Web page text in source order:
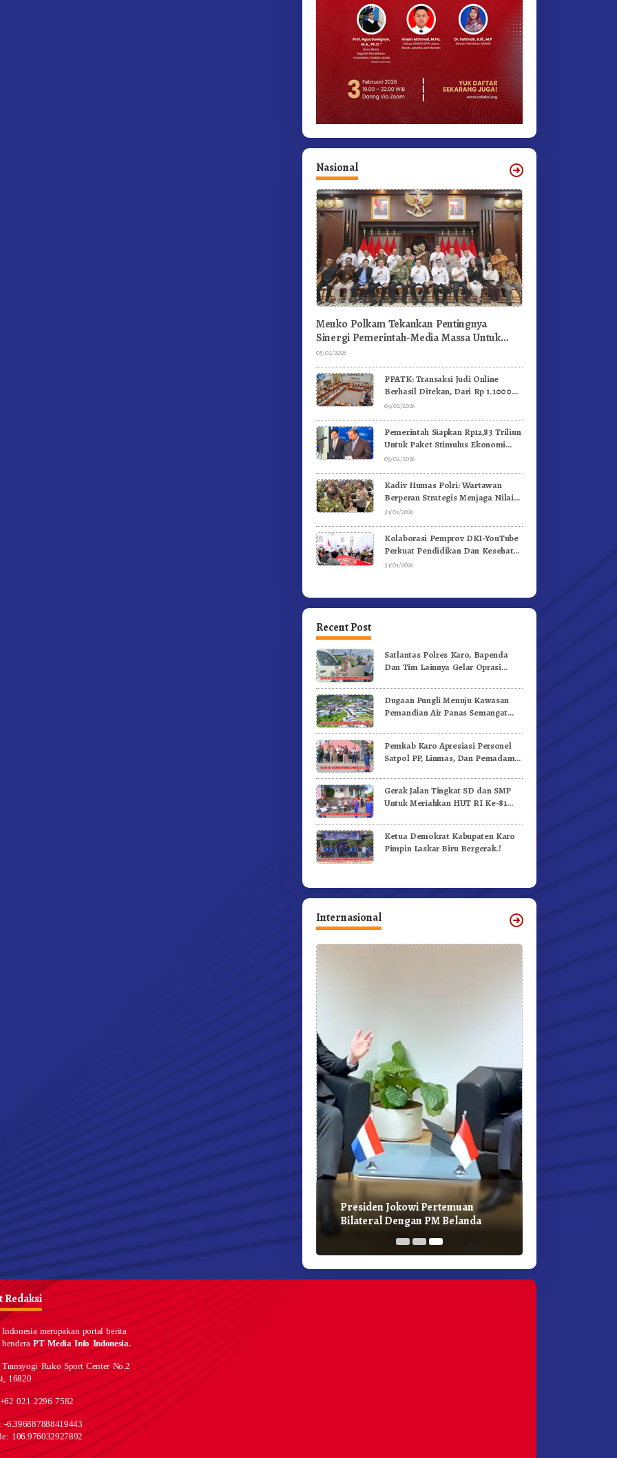
Nasional
Menko Polkam Tekankan Pentingnya
Sinergi Pemerintah-Media Massa Untuk
Jaga Stabilitas Bangsa
05/02/2026
PPATK: Transaksi Judi Online
Berhasil Ditekan, Dari Rp 1.1000
Triliun Menjadi Rp 268 Triliun
04/02/2026
Pemerintah Siapkan Rp12,83 Triliun
Untuk Paket Stimulus Ekonomi
Kuartal I-2026
03/02/2026
Kadiv Humas Polri: Wartawan
Berperan Strategis Menjaga Nilai
Kebangsaan, Demokrasi, dan NKRI
31/01/2026
Kolaborasi Pemprov DKI-YouTube
Perkuat Pendidikan Dan Kesehatan
Mental
31/01/2026
Recent Post
Satlantas Polres Karo, Bapenda
Dan Tim Lainnya Gelar Oprasi
Dugaan Pungli Menuju Kawasan
Pemandian Air Panas Semangat
Videokan!
Pemkab Karo Apresiasi Personel
Satpol PP, Linmas, Dan Pemadam
Gerak Jalan Tingkat SD dan SMP
Untuk Meriahkan HUT RI Ke-81
Ketua Demokrat Kabupaten Karo
Pimpin Laskar Biru Bergerak.!
Internasional
Pembangunan Hijau
Presiden Jokowi Pertemuan
Bilateral Dengan PM Belanda
Redaksi
Indonesia merupakan portal berita
benderaPT Media Info Indonesia.
Ruko Sport Center No.2
16820
021 2296 7582
-6.396887888419443
106.976032927892